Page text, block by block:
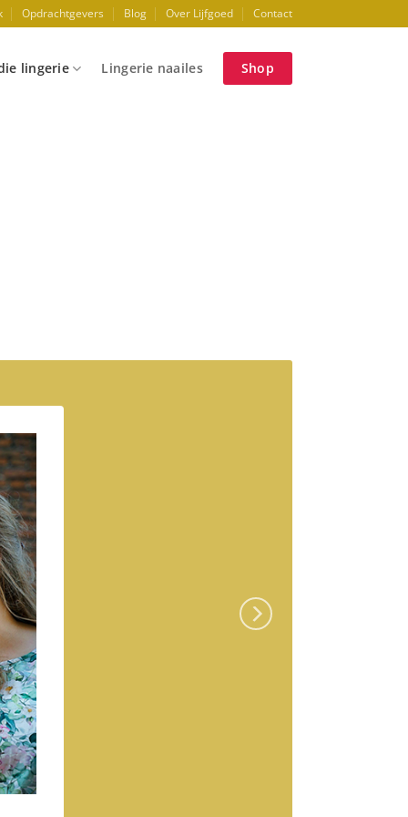
Opdrachtgevers Blog Over Lijfgoed Contact
lingerie Lingerie naailes Shop